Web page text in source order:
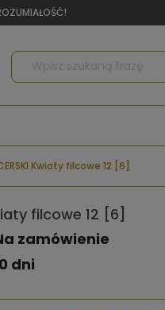
Kwiaty filcowe 12 [6]
filcowe 12 [6]
zamówienie
dni